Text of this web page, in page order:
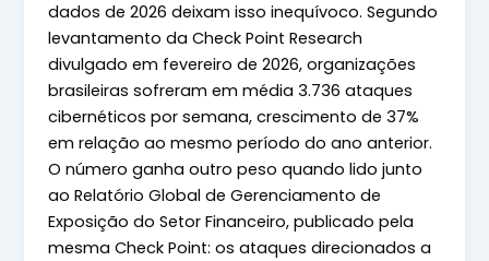
dados de 2026 deixam isso inequívoco. Segundo
levantamento da Check Point Research
divulgado em fevereiro de 2026, organizações
brasileiras sofreram em média 3.736 ataques
cibernéticos por semana, crescimento de 37%
em relação ao mesmo período do ano anterior.
O número ganha outro peso quando lido junto
ao Relatório Global de Gerenciamento de
Exposição do Setor Financeiro, publicado pela
mesma Check Point: os ataques direcionados a